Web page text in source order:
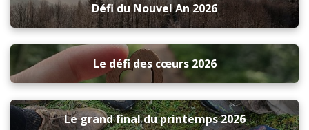
Défi du Nouvel An 2026
Le défi des cœurs 2026
Le grand final du printemps 2026